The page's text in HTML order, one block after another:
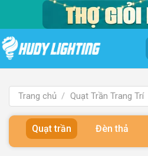
nội
dung
Trang chủ / Quạt Trần Trang Trí
Quạt trần Đèn thả